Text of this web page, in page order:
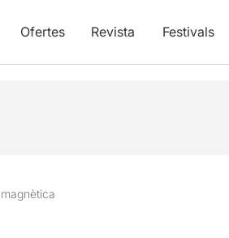
Ofertes Revista Festivals